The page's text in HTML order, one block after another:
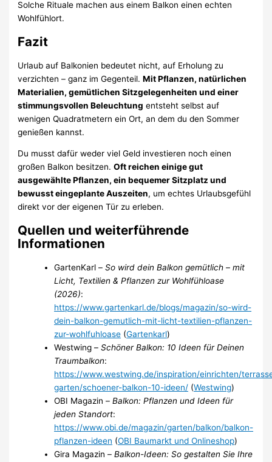
Solche Rituale machen aus einem Balkon einen echten
Wohlfühlort.
Fazit
Urlaub auf Balkonien bedeutet nicht, auf Erholung zu
verzichten – ganz im Gegenteil.Mit Pflanzen, natürlichen
Materialien, gemütlichen Sitzgelegenheiten und einer
stimmungsvollen Beleuchtung entsteht selbst auf
wenigen Quadratmetern ein Ort, an dem du den Sommer
genießen kannst.
Du musst dafür weder viel Geld investieren noch einen
großen Balkon besitzen.Oft reichen einige gut
ausgewählte Pflanzen, ein bequemer Sitzplatz und
bewusst eingeplante Auszeiten, um echtes Urlaubsgefühl
direkt vor der eigenen Tür zu erleben.
Quellen und weiterführende
Informationen
GartenKarl –So wird dein Balkon gemütlich – mit
Licht, Textilien & Pflanzen zur Wohlfühloase
(2026):
https://www.gartenkarl.de/blogs/magazin/so-wird-
dein-balkon-gemutlich-mit-licht-textilien-pflanzen-
zur-wohlfuhloase (Gartenkarl)
Westwing –Schöner Balkon: 10 Ideen für Deinen
Traumbalkon:
https://www.westwing.de/inspiration/einrichten/
garten/schoener-balkon-10-ideen/ (Westwing)
OBI Magazin –Balkon: Pflanzen und Ideen für
jeden Standort:
https://www.obi.de/magazin/garten/balkon/balkon-
pflanzen-ideen (OBI Baumarkt und Onlineshop)
Gira Magazin –Balkon-Ideen: So gestalten Sie Ihre